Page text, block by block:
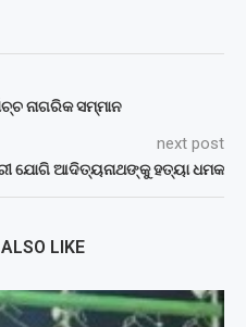
ନାଗରିକ ସମ୍ମାନ
next post
ଯୋଗି ଆଦିତ୍ୟନାଥଙ୍କୁ ହତ୍ୟା ଧମକ
LIKE